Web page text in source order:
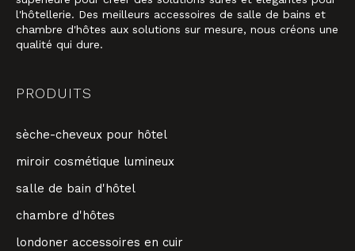
l'hôtellerie. Des meilleurs accessoires de salle de bains et
chambre d'hôtes aux solutions sur mesure, nous créons une
qualité qui dure.
PRODUITS
sèche-cheveux pour hôtel
miroir cosmétique lumineux
salle de bain d'hôtel
chambre d'hôtes
londoner accessoires en cuir